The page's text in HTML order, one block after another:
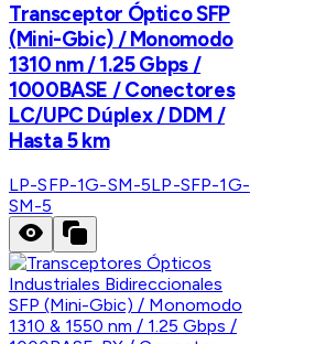
Transceptor Óptico SFP
(Mini-Gbic) / Monomodo
1310 nm / 1.25 Gbps /
1000BASE / Conectores
LC/UPC Dúplex / DDM /
Hasta 5 km
LP-SFP-1G-SM-5LP-SFP-1G-
SM-5